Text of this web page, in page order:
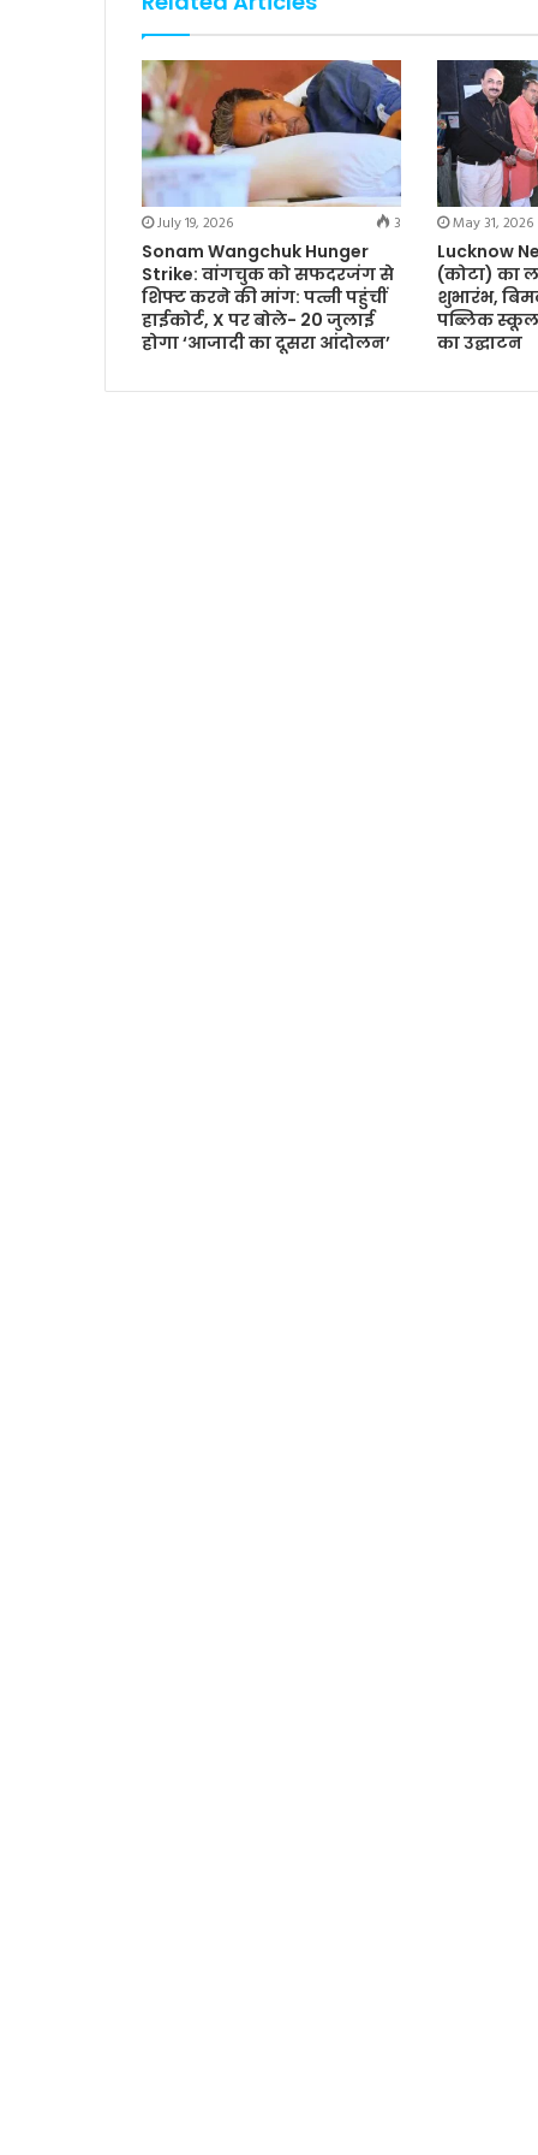
July 19, 2026
3
Sonam Wangchuk Hunger
Strike: वांगचुक को सफदरजंग से
शिफ्ट करने की मांग: पत्नी पहुंचीं
हाईकोर्ट, X पर बोले- 20 जुलाई
होगा ‘आजादी का दूसरा आंदोलन’
May 31, 2026
Lucknow
(कोटा) का
शुभारंभ,
पब्लिक
का उद्घाटन